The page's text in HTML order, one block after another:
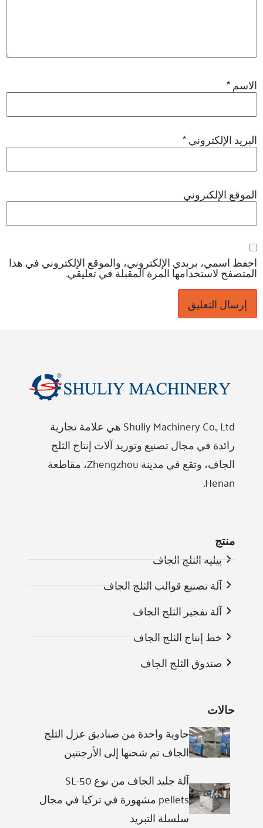
الاسم*
البريد الإلكتروني*
الموقع الإلكتروني
احفظ اسمي، بريدي الإلكتروني، والموقع الإلكتروني في هذا
المتصفح لاستخدامها المرة المقبلة في تعليقي.
Shuliy Machinery Co., Ltd هي علامة تجارية
رائدة في مجال تصنيع وتوريد آلات إنتاج الثلج
الجاف، وتقع في مدينة Zhengzhou، مقاطعة
Henan.
منتج
بيليه الثلج الجاف
آلة تصنيع قوالب الثلج الجاف
آلة تفجير الثلج الجاف
خط إنتاج الثلج الجاف
صندوق الثلج الجاف
حالات
حاوية واحدة من صناديق عزل الثلج
الجاف تم شحنها إلى الأرجنتين
آلة جليد الجاف من نوع SL-50
pellets مشهورة في تركيا في مجال
سلسلة التبريد